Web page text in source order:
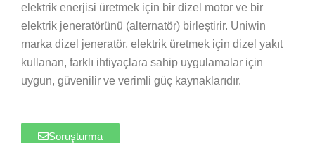
elektrik enerjisi üretmek için bir dizel motor ve bir
elektrik jeneratörünü (alternatör) birleştirir. Uniwin
marka dizel jeneratör, elektrik üretmek için dizel yakıt
kullanan, farklı ihtiyaçlara sahip uygulamalar için
uygun, güvenilir ve verimli güç kaynaklarıdır.
Soruşturma